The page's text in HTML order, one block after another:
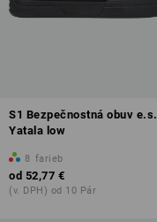
S1 Bezpečnostná obuv e.s.
Yatala low
8 farieb
od 52,77 €
(v. DPH) od 10 Pár